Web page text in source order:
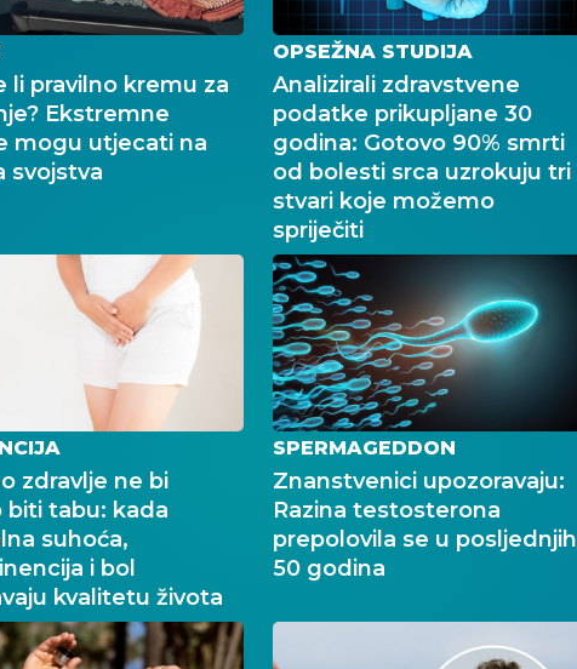
li pravilno kremu za
Ekstremne
mogu utjecati na
svojstva
OPSEŽNA STUDIJA
Analizirali zdravstvene
podatke prikupljane 30
godina: Gotovo 90% smrti
od bolesti srca uzrokuju tri
stvari koje možemo
spriječiti
zdravlje ne bi
biti tabu: kada
suhoća,
i bol
kvalitetu života
SPERMAGEDDON
Znanstvenici upozoravaju:
Razina testosterona
prepolovila se u posljednjih
50 godina